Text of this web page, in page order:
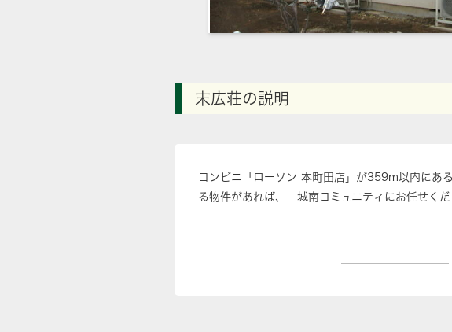
末広荘の説明
コンビニ「ローソン 本町田店」が359m以内にあ
る物件があれば、 城南コミュニティにお任せくだ